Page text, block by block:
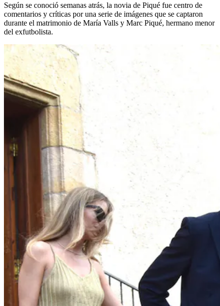
Según se conoció semanas atrás, la novia de Piqué fue centro de
comentarios y críticas por una serie de imágenes que se captaron
durante el matrimonio de María Valls y Marc Piqué, hermano menor
del exfutbolista.